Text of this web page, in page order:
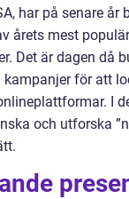
har på senare år
årets mest
Det är dagen då
för att
I
och utforska